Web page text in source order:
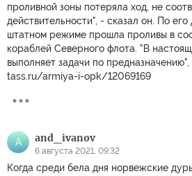
проливной зоны потеряла ход, не
действительности", - сказал он. По
штатном режиме прошла проливы в
кораблей Северного флота. "В
выполняет задачи по предназначению",
tass.ru/armiya-i-opk/12069169
A and_ivanov
6 августа 2021, 09:32
Когда среди бела дня норвежские